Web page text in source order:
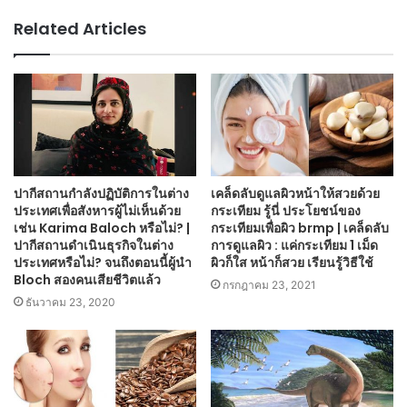
Related Articles
ปากีสถานกำลังปฏิบัติการในต่าง
ประเทศเพื่อสังหารผู้ไม่เห็นด้วย
เช่น Karima Baloch หรือไม่? |
ปากีสถานดำเนินธุรกิจในต่าง
ประเทศหรือไม่? จนถึงตอนนี้ผู้นำ
Bloch สองคนเสียชีวิตแล้ว
ธันวาคม 23, 2020
เคล็ดลับดูแลผิวหน้าให้สวยด้วย
กระเทียม รู้นี่ ประโยชน์ของ
กระเทียมเพื่อผิว brmp | เคล็ดลับ
การดูแลผิว : แค่กระเทียม 1 เม็ด
ผิวก็ใส หน้าก็สวย เรียนรู้วิธีใช้
กรกฎาคม 23, 2021